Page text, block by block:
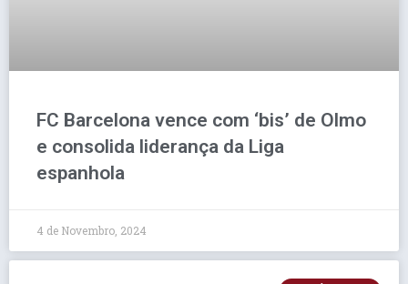
FC Barcelona vence com ‘bis’ de Olmo
e consolida liderança da Liga
espanhola
4 de Novembro, 2024